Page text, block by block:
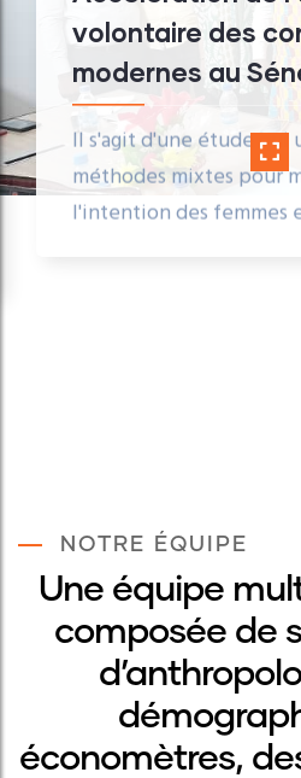
NOTRE ÉQUIPE
Une équipe
composée de
économètres,